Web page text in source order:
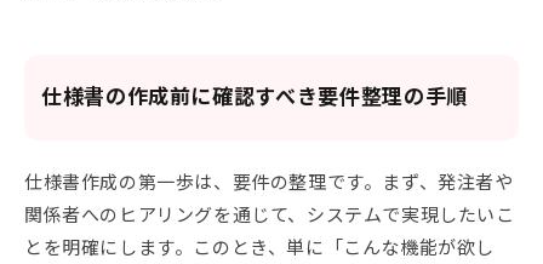
仕様書の作成前に確認すべき要件整理の手順
仕様書作成の第一歩は、要件の整理です。まず、発注者や
関係者へのヒアリングを通じて、システムで実現したいこ
とを明確にします。このとき、単に「こんな機能が欲し